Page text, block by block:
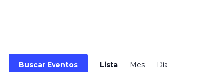
Buscar Eventos
Navegación
de
Lista Mes Día